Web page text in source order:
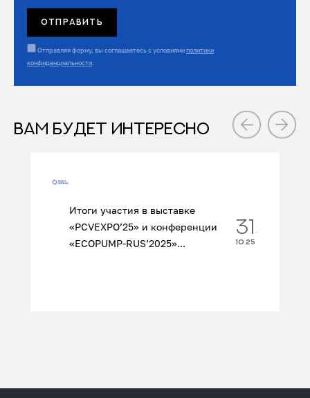
Отправляя форму, вы соглашаетесь с условиямиполитики
конфиденциальности.
ВАМ БУДЕТ ИНТЕРЕСНО
Итоги участия в выставке
«PCVEXPO’25» и конференции
«ECOPUMP‑RUS’2025»...
31
10.25